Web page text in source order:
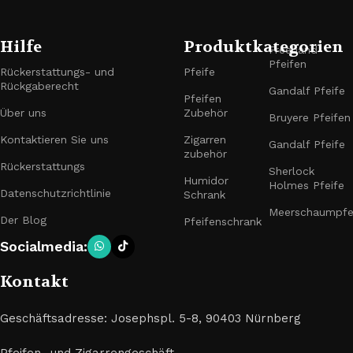
Hilfe
Rückerstattungs- und
Rückgaberecht
Über uns
Kontaktieren Sie uns
Rückerstattungs
Datenschutzrichtlinie
Der Blog
Produktkategorien
Pfeife
Pfeifen
Zubehör
Zigarren
zubehör
Humidor
Schrank
Pfeifenschrank
Freehand-
Pfeifen
Gandalf Pfeife
Bruyere Pfeifen
Gandalf Pfeife
Sherlock
Holmes Pfeife
Socialmedia:
Kontakt
Geschäftsadresse: Josephspl. 5-8, 90403 Nürnberg